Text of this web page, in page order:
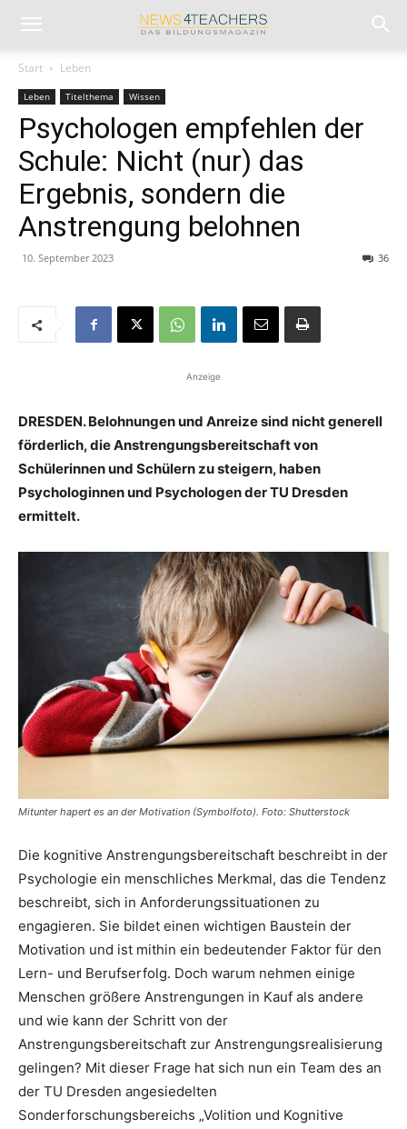
Start Leben
Leben Titelthema Wissen
Psychologen empfehlen der
Schule: Nicht (nur) das
Ergebnis, sondern die
Anstrengung belohnen
10. September 2023 36
Anzeige
DRESDEN. Belohnungen und Anreize sind nicht generell
förderlich, die Anstrengungsbereitschaft von
Schülerinnen und Schülern zu steigern, haben
Psychologinnen und Psychologen der TU Dresden
ermittelt.
Mitunter hapert es an der Motivation (Symbolfoto). Foto: Shutterstock
Die kognitive Anstrengungsbereitschaft beschreibt in der
Psychologie ein menschliches Merkmal, das die Tendenz
beschreibt, sich in Anforderungssituationen zu
engagieren. Sie bildet einen wichtigen Baustein der
Motivation und ist mithin ein bedeutender Faktor für den
Lern- und Berufserfolg. Doch warum nehmen einige
Menschen größere Anstrengungen in Kauf als andere
und wie kann der Schritt von der
Anstrengungsbereitschaft zur Anstrengungsrealisierung
gelingen? Mit dieser Frage hat sich nun ein Team des an
der TU Dresden angesiedelten
Sonderforschungsbereichs „Volition und Kognitive